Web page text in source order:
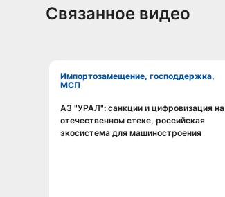
Связанное видео
Импортозамещение, господдержка,
МСП
Смотреть видео
АЗ "УРАЛ": санкции и цифровизация на
отечественном стеке, российская
экосистема для машиностроения